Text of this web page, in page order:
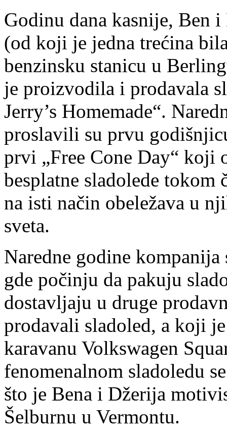
Godinu dana kasnije, Ben
(od koji je jedna trećina
benzinsku stanicu u
je proizvodila i prodavala
Jerry’s Homemade“.
proslavili su prvu
prvi „Free Cone Day“ koji
besplatne sladolede tokom
na isti način obeležava u
sveta.
Naredne godine
gde počinju da pakuju
dostavljaju u druge
prodavali sladoled, a koji
karavanu Volkswagen
fenomenalnom sladoledu
što je Bena i Džerija
Šelburnu u Vermontu.